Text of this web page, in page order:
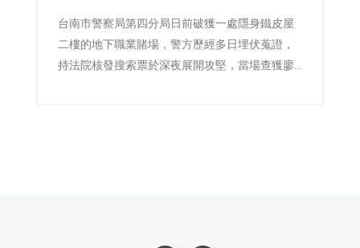
台南市警察局第四分局日前破獲一處隱身鐵皮屋
二樓的地下職業賭場，警方歷經多日埋伏蒐證，
持法院核發搜索票於深夜展開攻堅，當場查獲廖